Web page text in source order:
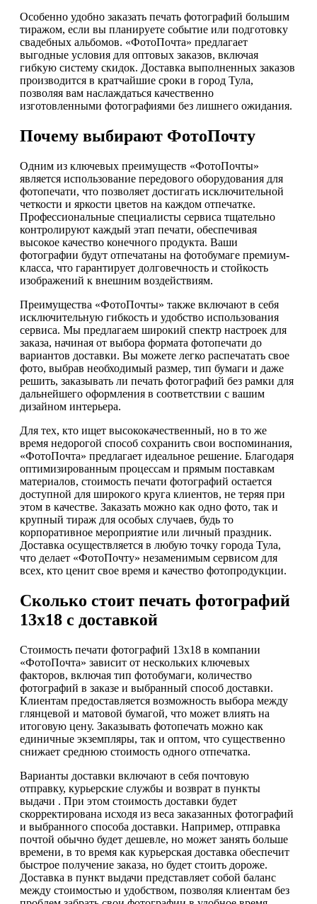
Особенно удобно заказать печать фотографий большим
тиражом, если вы планируете событие или подготовку
свадебных альбомов. «ФотоПочта» предлагает
выгодные условия для оптовых заказов, включая
гибкую систему скидок. Доставка выполненных заказов
производится в кратчайшие сроки в город Тула,
позволяя вам наслаждаться качественно
изготовленными фотографиями без лишнего ожидания.
Почему выбирают ФотоПочту
Одним из ключевых преимуществ «ФотоПочты»
является использование передового оборудования для
фотопечати, что позволяет достигать исключительной
четкости и яркости цветов на каждом отпечатке.
Профессиональные специалисты сервиса тщательно
контролируют каждый этап печати, обеспечивая
высокое качество конечного продукта. Ваши
фотографии будут отпечатаны на фотобумаге премиум-
класса, что гарантирует долговечность и стойкость
изображений к внешним воздействиям.
Преимущества «ФотоПочты» также включают в себя
исключительную гибкость и удобство использования
сервиса. Мы предлагаем широкий спектр настроек для
заказа, начиная от выбора формата фотопечати до
вариантов доставки. Вы можете легко распечатать свое
фото, выбрав необходимый размер, тип бумаги и даже
решить, заказывать ли печать фотографий без рамки для
дальнейшего оформления в соответствии с вашим
дизайном интерьера.
Для тех, кто ищет высококачественный, но в то же
время недорогой способ сохранить свои воспоминания,
«ФотоПочта» предлагает идеальное решение. Благодаря
оптимизированным процессам и прямым поставкам
материалов, стоимость печати фотографий остается
доступной для широкого круга клиентов, не теряя при
этом в качестве. Заказать можно как одно фото, так и
крупный тираж для особых случаев, будь то
корпоративное мероприятие или личный праздник.
Доставка осуществляется в любую точку города Тула,
что делает «ФотоПочту» незаменимым сервисом для
всех, кто ценит свое время и качество фотопродукции.
Сколько стоит печать фотографий
13х18 с доставкой
Стоимость печати фотографий 13х18 в компании
«ФотоПочта» зависит от нескольких ключевых
факторов, включая тип фотобумаги, количество
фотографий в заказе и выбранный способ доставки.
Клиентам предоставляется возможность выбора между
глянцевой и матовой бумагой, что может влиять на
итоговую цену. Заказывать фотопечать можно как
единичные экземпляры, так и оптом, что существенно
снижает среднюю стоимость одного отпечатка.
Варианты доставки включают в себя почтовую
отправку, курьерские службы и возврат в пункты
выдачи . При этом стоимость доставки будет
скорректирована исходя из веса заказанных фотографий
и выбранного способа доставки. Например, отправка
почтой обычно будет дешевле, но может занять больше
времени, в то время как курьерская доставка обеспечит
быстрое получение заказа, но будет стоить дороже.
Доставка в пункт выдачи представляет собой баланс
между стоимостью и удобством, позволяя клиентам без